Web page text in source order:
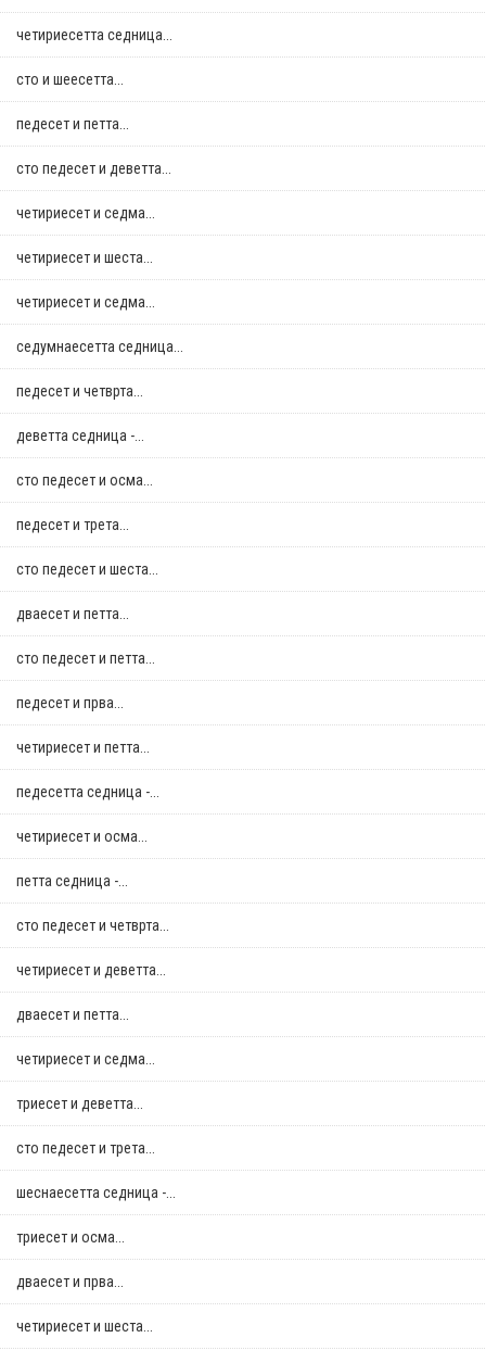
четириесетта седница...
сто и шеесетта...
педесет и петта...
сто педесет и деветта...
четириесет и седма...
четириесет и шеста...
четириесет и седма...
седумнаесетта седница...
педесет и четврта...
деветта седница -...
сто педесет и осма...
педесет и трета...
сто педесет и шеста...
дваесет и петта...
сто педесет и петта...
педесет и прва...
четириесет и петта...
педесетта седница -...
четириесет и осма...
петта седница -...
сто педесет и четврта...
четириесет и деветта...
дваесет и петта...
четириесет и седма...
триесет и деветта...
сто педесет и трета...
шеснаесетта седница -...
триесет и осма...
дваесет и прва...
четириесет и шеста...